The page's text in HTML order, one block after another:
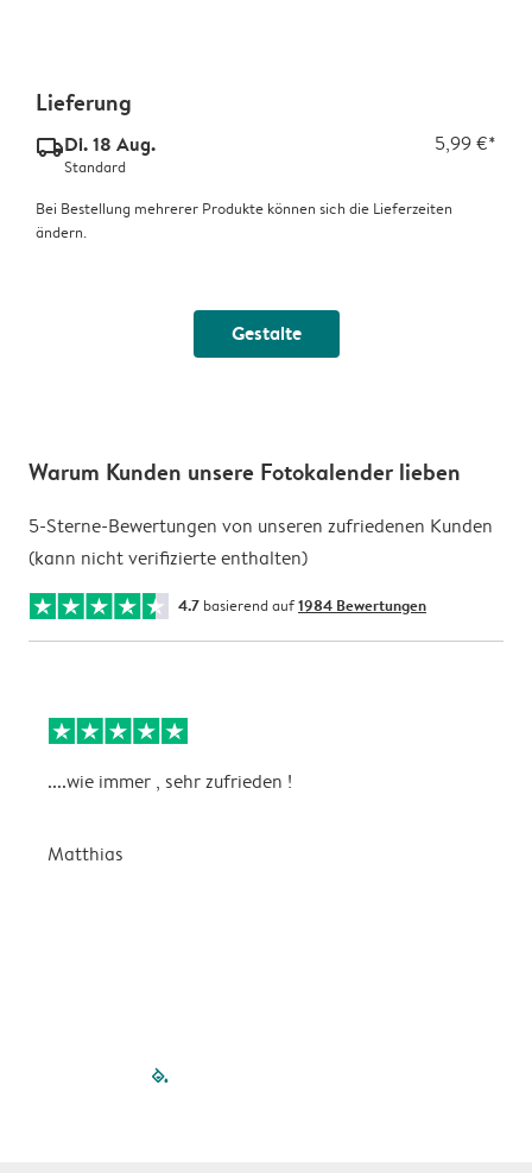
Lieferung
delivery_standard_v2Di. 18 Aug. 5,99 €*
Standard
Bei Bestellung mehrerer Produkte können sich die Lieferzeiten
ändern.
Gestalte
Warum Kunden unsere Fotokalender lieben
5-Sterne-Bewertungen von unseren zufriedenen Kunden
(kann nicht verifizierte enthalten)
4.7 basierend auf1984 Bewertungen
....wie immer , sehr zufrieden !
Matthias
filled-pagination